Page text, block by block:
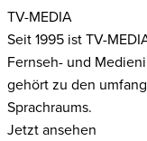
TV-MEDIA
Seit 1995 ist TV-
Fernseh- und
gehört zu den
Sprachraums.
Jetzt ansehen